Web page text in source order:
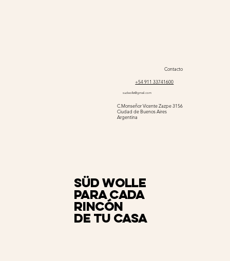
Süd Wolle
para cada
rincón
de tu casa
Contacto
+54 911 33741600
sudwolle@gmail.com
C.Monseñor Vicente Zazpe 3156
Ciudad de Buenos Aires
Argentina